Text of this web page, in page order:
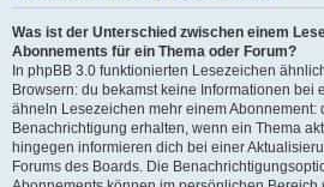
Was ist der Unterschied zwischen einem
Abonnements für ein Thema oder Forum?
In phpBB 3.0 funktionierten Lesezeichen
Browsern: du bekamst keine Informationen bei
ähneln Lesezeichen mehr einem Abonnement:
Benachrichtigung erhalten, wenn ein Thema
hingegen informieren dich bei einer
Forums des Boards. Die